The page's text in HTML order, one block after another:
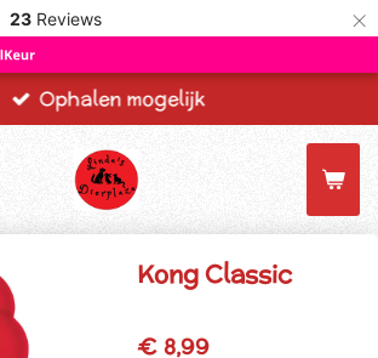
23 Reviews ×
Ophalen mogelijk
Kong Classic
€ 8,99